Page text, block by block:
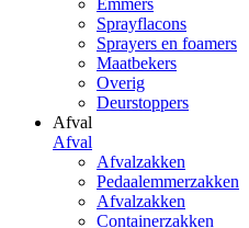
Sprayflacons
Sprayers en foamers
Maatbekers
Overig
Deurstoppers
Afval
Afval
Afvalzakken
Pedaalemmerzakken
Afvalzakken
Containerzakken